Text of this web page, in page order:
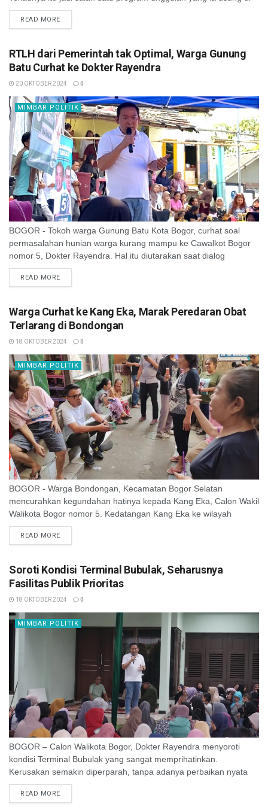
Pilwalkot Bogor. "Jadi ...
READ MORE
RTLH dari Pemerintah tak Optimal, Warga Gunung
Batu Curhat ke Dokter Rayendra
20 OKTOBER 2024 0
MIMBAR POLITIK
BOGOR - Tokoh warga Gunung Batu Kota Bogor, curhat soal
permasalahan hunian warga kurang mampu ke Cawalkot Bogor
nomor 5, Dokter Rayendra. Hal itu diutarakan saat dialog
Ngariung Sehat, Jumat ...
READ MORE
Warga Curhat ke Kang Eka, Marak Peredaran Obat
Terlarang di Bondongan
18 OKTOBER 2024 0
MIMBAR POLITIK
BOGOR - Warga Bondongan, Kecamatan Bogor Selatan
mencurahkan kegundahan hatinya kepada Kang Eka, Calon Wakil
Walikota Bogor nomor 5. Kedatangan Kang Eka ke wilayah
tersebut, disambut hangat oleh warga. Rupanya, ...
READ MORE
Soroti Kondisi Terminal Bubulak, Seharusnya
Fasilitas Publik Prioritas
18 OKTOBER 2024 0
MIMBAR POLITIK
BOGOR – Calon Walikota Bogor, Dokter Rayendra menyoroti
kondisi Terminal Bubulak yang sangat memprihatinkan.
Kerusakan semakin diperparah, tanpa adanya perbaikan nyata
membuat warga semakin resah. Dokter Rayendra dengan tegas
menyatakan ...
READ MORE